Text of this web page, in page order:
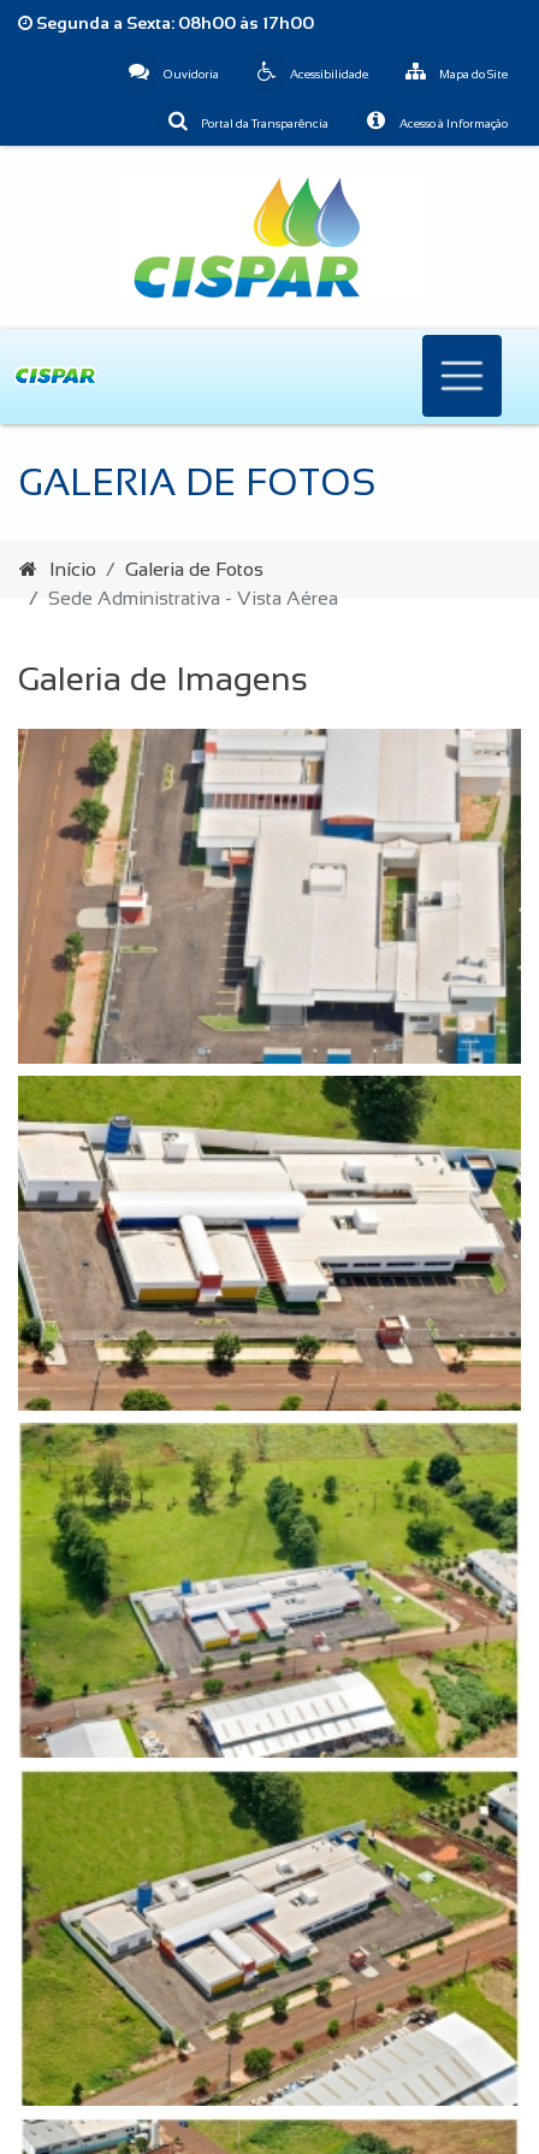
Segunda a Sexta: 08h00 às 17h00
Mapa do Site
Acessibilidade
Ouvidoria
Acesso à Informação
Portal da Transparência
GALERIA DE FOTOS
Início
Galeria de Fotos
Sede Administrativa - Vista Aérea
Galeria de Imagens